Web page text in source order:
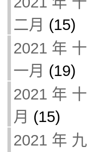
二月 (15)
2021 年 十
一月 (19)
2021 年 十
月 (15)
2021 年 九